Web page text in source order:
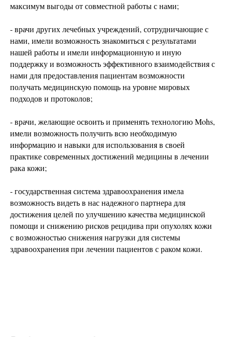
максимум выгоды от совместной работы с нами;
- врачи других лечебных учреждений, сотрудничающие с
нами, имели возможность знакомиться с результатами
нашей работы и имели информационную и иную
поддержку и возможность эффективного взаимодействия с
нами для предоставления пациентам возможности
получать медицинскую помощь на уровне мировых
подходов и протоколов;
- врачи, желающие освоить и применять технологию Mohs,
имели возможность получить всю необходимую
информацию и навыки для использования в своей
практике современных достижений медицины в лечении
рака кожи;
- государственная система здравоохранения имела
возможность видеть в нас надежного партнера для
достижения целей по улучшению качества медицинской
помощи и снижению рисков рецидива при опухолях кожи
с возможностью снижения нагрузки для системы
здравоохранения при лечении пациентов с раком кожи.